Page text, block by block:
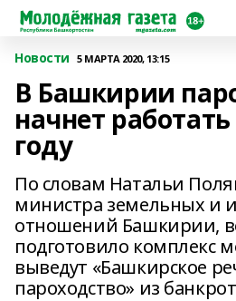
Новости 5 МАРТА 2020, 13:15
В Башкирии
начнет
году
По словам Натальи
министра земельных и
отношений Башкирии,
подготовило комплекс
выведут «Башкирское
пароходство» из